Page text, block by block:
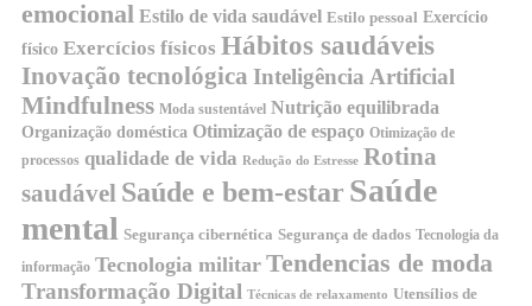
emocional Estilo de vida saudável Estilo pessoal Exercício
físico Exercícios físicos Hábitos saudáveis
Inovação tecnológica Inteligência Artificial
Mindfulness Moda sustentável Nutrição equilibrada
Organização doméstica Otimização de espaço Otimização de
processos qualidade de vida Redução do Estresse Rotina
saudável Saúde e bem-estar Saúde
mental Segurança cibernética Segurança de dados Tecnologia da
informação Tecnologia militar Tendencias de moda
Transformação Digital Técnicas de relaxamento Utensílios de